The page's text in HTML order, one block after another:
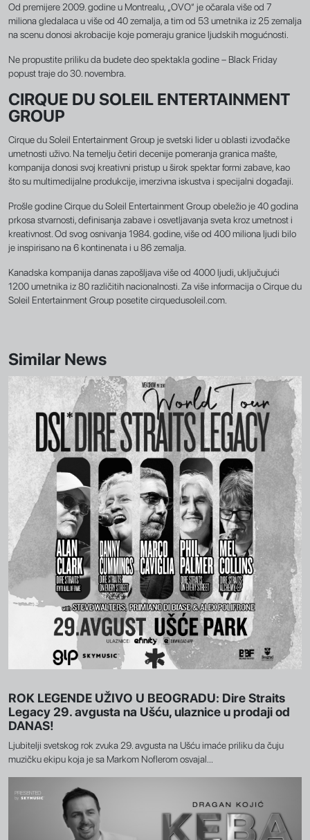
Od premijere 2009. godine u Montrealu, „OVO“ je očarala više od 7
miliona gledalaca u više od 40 zemalja, a tim od 53 umetnika iz 25 zemalja
na scenu donosi akrobacije koje pomeraju granice ljudskih mogućnosti.
Ne propustite priliku da budete deo spektakla godine – Black Friday
popust traje do 30. novembra.
CIRQUE DU SOLEIL ENTERTAINMENT
GROUP
Cirque du Soleil Entertainment Group je svetski lider u oblasti izvođačke
umetnosti uživo. Na temelju četiri decenije pomeranja granica mašte,
kompanija donosi svoj kreativni pristup u širok spektar formi zabave, kao
što su multimedijalne produkcije, imerzivna iskustva i specijalni događaji.
Prošle godine Cirque du Soleil Entertainment Group obeležio je 40 godina
prkosa stvarnosti, definisanja zabave i osvetljavanja sveta kroz umetnost i
kreativnost. Od svog osnivanja 1984. godine, više od 400 miliona ljudi bilo
je inspirisano na 6 kontinenata i u 86 zemalja.
Kanadska kompanija danas zapošljava više od 4000 ljudi, uključujući
1200 umetnika iz 80 različitih nacionalnosti. Za više informacija o Cirque du
Soleil Entertainment Group posetite cirquedusoleil.com.
Similar News
ROK LEGENDE UŽIVO U BEOGRADU: Dire Straits
Legacy 29. avgusta na Ušću, ulaznice u prodaji od
DANAS!
Ljubitelji svetskog rok zvuka 29. avgusta na Ušću imaće priliku da čuju
muzičku ekipu koja je sa Markom Noflerom osvajal...